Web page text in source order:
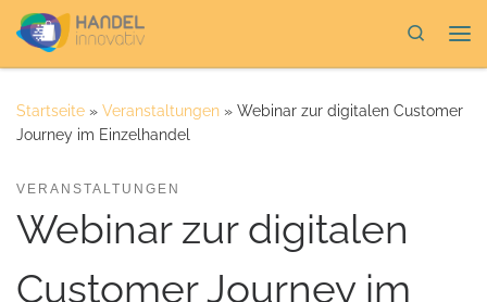
Zum Inhalt springen
Search
Startseite » Veranstaltungen » Webinar zur digitalen Customer
Journey im Einzelhandel
VERANSTALTUNGEN
Webinar zur digitalen
Customer Journey im